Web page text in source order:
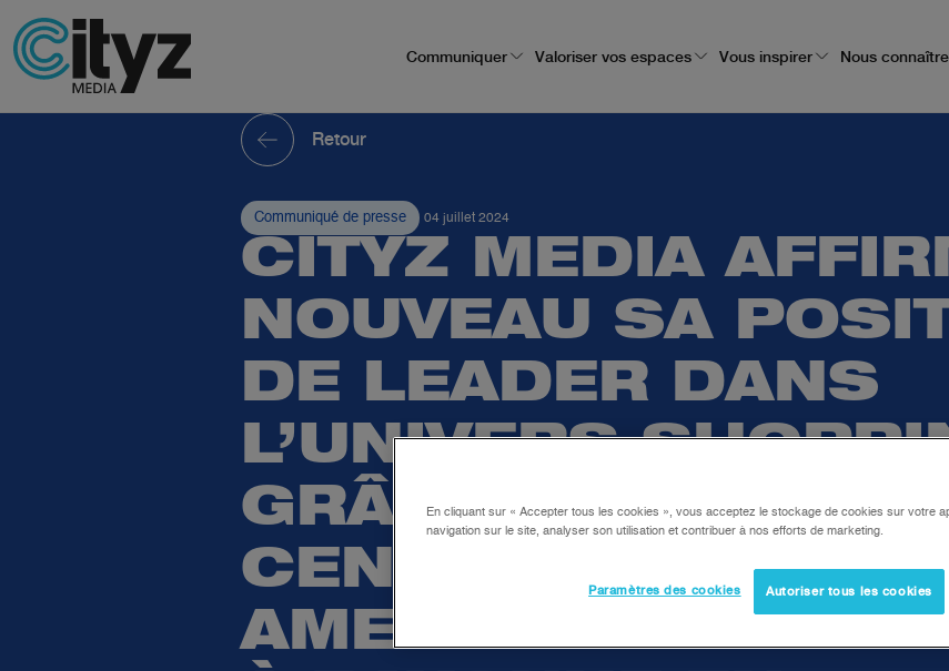
Communiquer Valoriser vos espaces Vous inspirer Nous connaître
Retour
Communiqué de presse 04 juillet 2024
CITYZ MEDIA
NOUVEAU SA
DE LEADER DANS
L’UNIVERS
GRÂCE AU GAIN DU
CENTRE
AMETZONDO
En cliquant sur « Accepter tous les cookies », vous acceptez le stockage de cookies sur votre
navigation sur le site, analyser son utilisation et contribuer à nos efforts de marketing.
Paramètres des cookies Autoriser tous les cookies